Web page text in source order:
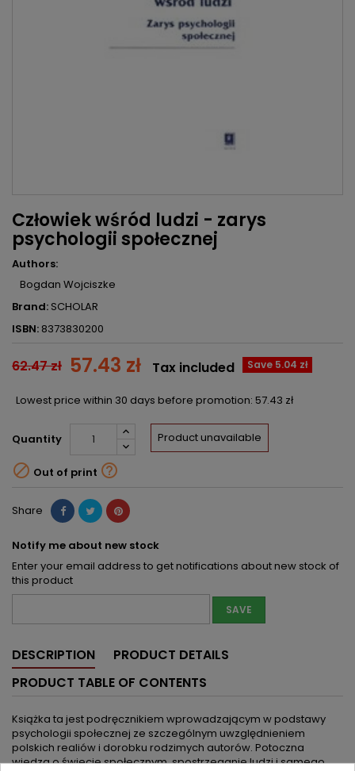
Człowiek wśród ludzi - zarys
psychologii społecznej
Authors:
Bogdan Wojciszke
Brand: SCHOLAR
ISBN: 8373830200
62.47 zł 57.43 zł Save 5.04 zł
Tax included
Lowest price within 30 days before promotion: 57.43 zł
Quantity Product unavailable
 Out of print 
Share
Notify me about new stock
Enter your email address to get notifications about new stock of
this product
SAVE
DESCRIPTION
PRODUCT DETAILS
PRODUCT TABLE OF CONTENTS
Książka ta jest podręcznikiem wprowadzającym w podstawy
psychologii społecznej ze szczególnym uwzględnieniem
polskich realiów i dorobku rodzimych autorów. Potoczna
wiedza o świecie społecznym, spostrzeganie ludzi i samego